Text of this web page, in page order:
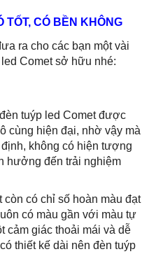
TỐT, CÓ BỀN KHÔNG
ra cho các bạn một vài
Comet sở hữu nhé:
tuýp led Comet được
cùng hiện đại, nhờ vậy mà
không có hiện tượng
hưởng đến trải nghiệm
còn có chỉ số hoàn màu đạt
có màu gần với màu tự
cảm giác thoải mái và dễ
thiết kế dài nên đèn tuýp